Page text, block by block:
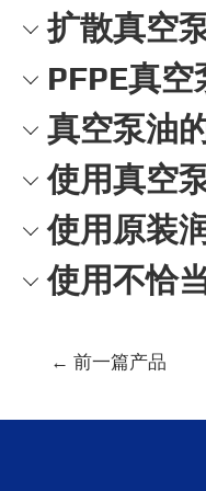
扩散真空
PFPE真空
真空泵油
使用真空
使用原装
使用不恰
导
← 前一篇产品